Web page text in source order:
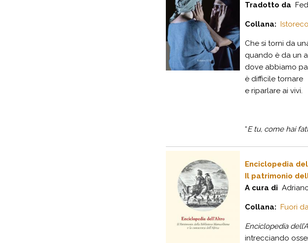
Tradotto da
Collana:
Che si torni da
quando è da un
dove abbiamo
è difficile tornare
e riparlare ai vivi.
“E tu, come hai
Enciclopedia
Il patrimonio
A cura di
Collana: Fuori
Enciclopedia
intrecciando